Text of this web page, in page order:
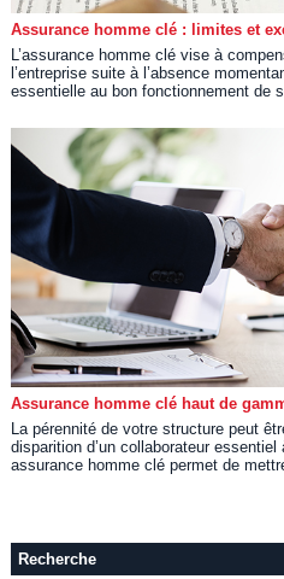
Assurance homme clé : limites et
L’assurance homme clé vise à
l’entreprise suite à l’absence
essentielle au bon fonctionnement de
Assurance homme clé haut de
La pérennité de votre structure peut
disparition d’un collaborateur
assurance homme clé permet de
Recherche